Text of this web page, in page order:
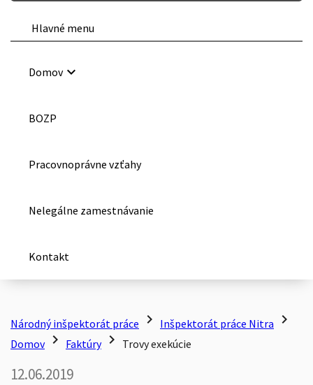
Hlavné menu
Domovkeyboard_arrow_down
BOZP
Pracovnoprávne vzťahy
Nelegálne zamestnávanie
Kontakt
Národný inšpektorát práce chevron_right Inšpektorát práce Nitra chevron_right
Domov chevron_right Faktúry chevron_right Trovy exekúcie
12.06.2019